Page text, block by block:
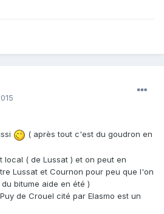
( après tout c'est du goudron en
local ( de Lussat ) et on peut en
Lussat et Cournon pour peu que l'on
bitume aide en été )
de Crouel cité par Elasmo est un